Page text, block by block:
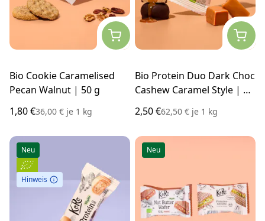
Bio Cookie Caramelised
Pecan Walnut | 50 g
1,80 €36,00 € je 1 kg
Bio Protein Duo Dark Choc
Cashew Caramel Style | 2 x
2,50 €62,50 € je 1 kg
Neu
Hinweis
Neu